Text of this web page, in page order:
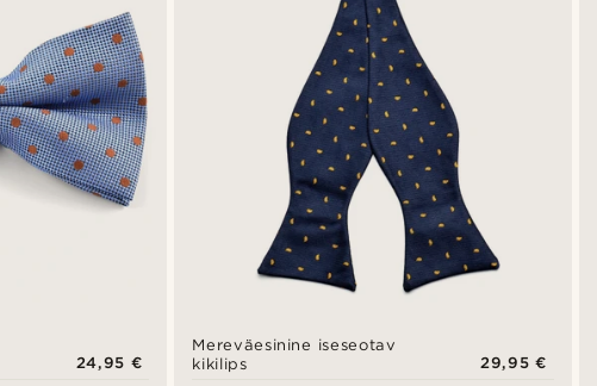
24,95 €
Mereväesinine iseseotav
kikilips
29,95 €